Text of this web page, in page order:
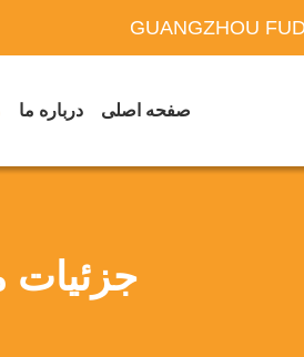
GUANGZHOU
صفحه اصلی درباره ما